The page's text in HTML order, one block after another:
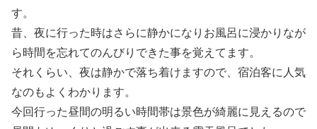
す。
昔、夜に行った時はさらに静かになりお風呂に浸かりなが
ら時間を忘れてのんびりできた事を覚えてます。
それくらい、夜は静かで落ち着けますので、宿泊客に人気
なのもよくわかります。
今回行った昼間の明るい時間帯は景色が綺麗に見えるので